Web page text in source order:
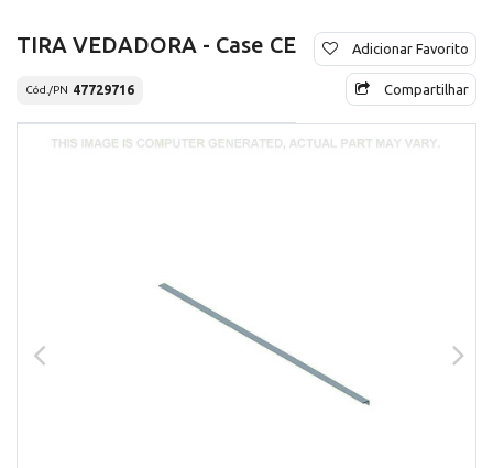
TIRA VEDADORA - Case CE
Cód./PN 47729716
Adicionar Favorito
Compartilhar